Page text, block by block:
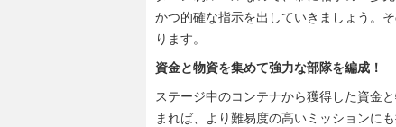
かつ的確な指示を出していきましょう。
ります。
資金と物資を集めて強力な部隊を編成！
ステージ中のコンテナから獲得した資金
まれば、より難易度の高いミッションに